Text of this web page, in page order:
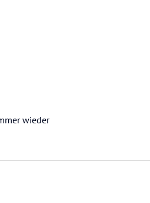
wieder